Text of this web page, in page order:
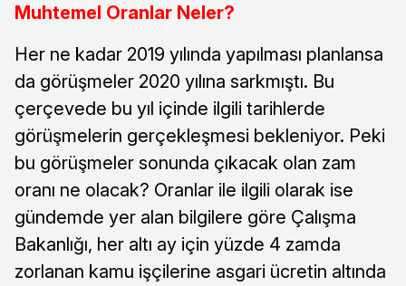
Muhtemel Oranlar Neler?
Her ne kadar 2019 yılında yapılması planlansa
da görüşmeler 2020 yılına sarkmıştı. Bu
çerçevede bu yıl içinde ilgili tarihlerde
görüşmelerin gerçekleşmesi bekleniyor. Peki
bu görüşmeler sonunda çıkacak olan zam
oranı ne olacak? Oranlar ile ilgili olarak ise
gündemde yer alan bilgilere göre Çalışma
Bakanlığı, her altı ay için yüzde 4 zamda
zorlanan kamu işçilerine asgari ücretin altında